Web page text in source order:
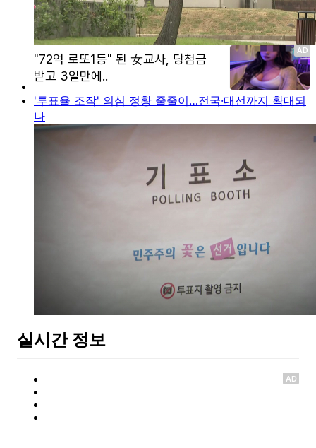
'투표율 조작' 의심 정황 줄줄이…전국·대선까지 확대되
나
실시간 정보
AD